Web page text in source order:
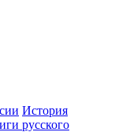
История
русского